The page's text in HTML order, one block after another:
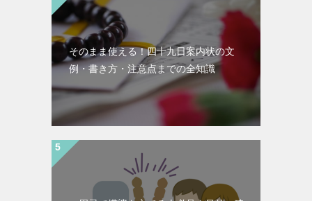
そのまま使える！四十九日案内状の文
例・書き方・注意点までの全知識